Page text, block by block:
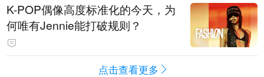
K-POP偶像高度标准化的今天，为
何唯有Jennie能打破规则？
点击查看更多